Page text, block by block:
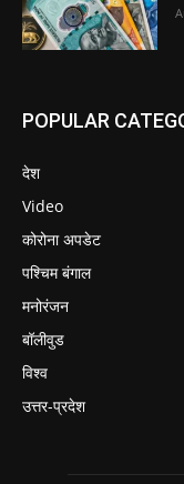
POPULAR
देश
Video
कोरोना अपडेट
पश्चिम बंगाल
मनोरंजन
बॉलीवुड
विश्व
उत्तर-प्रदेश